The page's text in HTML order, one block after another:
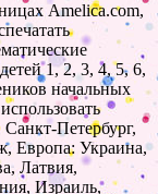
Amelica.com,
1, 2, 3, 4, 5, 6,
начальных
Петербург,
Европа: Украина,
Латвия,
Израиль,